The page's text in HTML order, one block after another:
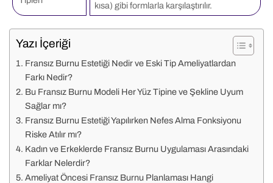
kısa) gibi formlarla karşılaştırılır.
Yazı İçeriği
Fransız Burnu Estetiği Nedir ve Eski Tip Ameliyatlardan
Farkı Nedir?
Bu Fransız Burnu Modeli Her Yüz Tipine ve Şekline Uyum
Sağlar mı?
Fransız Burnu Estetiği Yapılırken Nefes Alma Fonksiyonu
Riske Atılır mı?
Kadın ve Erkeklerde Fransız Burnu Uygulaması Arasındaki
Farklar Nelerdir?
Ameliyat Öncesi Fransız Burnu Planlaması Hangi